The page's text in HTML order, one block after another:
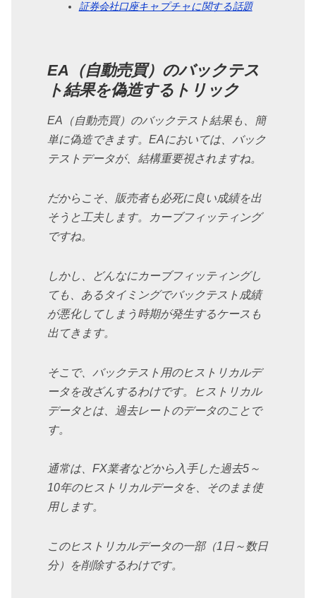
証券会社口座キャプチャに関する話題
EA（自動売買）のバックテス
ト結果を偽造するトリック
EA（自動売買）のバックテスト結果も、簡
単に偽造できます。EAにおいては、バック
テストデータが、結構重要視されますね。
だからこそ、販売者も必死に良い成績を出
そうと工夫します。カーブフィッティング
ですね。
しかし、どんなにカーブフィッティングし
ても、あるタイミングでバックテスト成績
が悪化してしまう時期が発生するケースも
出てきます。
そこで、バックテスト用のヒストリカルデ
ータを改ざんするわけです。ヒストリカル
データとは、過去レートのデータのことで
す。
通常は、FX業者などから入手した過去5～
10年のヒストリカルデータを、そのまま使
用します。
このヒストリカルデータの一部（1日～数日
分）を削除するわけです。